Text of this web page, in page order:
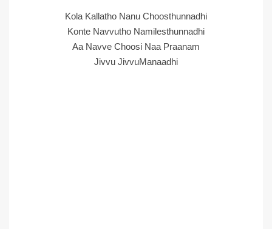
Kola Kallatho Nanu Choosthunnadhi
Konte Navvutho Namilesthunnadhi
Aa Navve Choosi Naa Praanam
Jivvu JivvuManaadhi